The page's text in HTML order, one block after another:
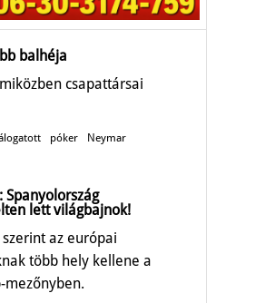
balhéja
csapattársai
póker Neymar
Spanyolország
lett világbajnok!
szerint az európai
több hely kellene a
mezőnyben.